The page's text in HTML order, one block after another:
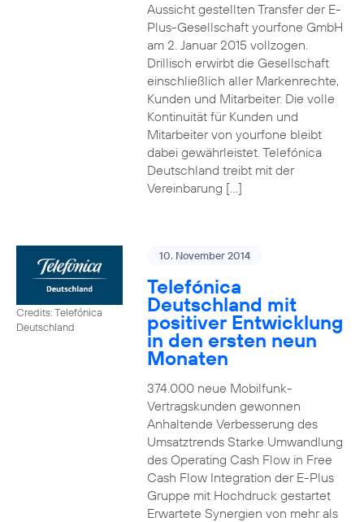
Aussicht gestellten Transfer der E-
Plus-Gesellschaft yourfone GmbH
am 2. Januar 2015 vollzogen.
Drillisch erwirbt die Gesellschaft
einschließlich aller Markenrechte,
Kunden und Mitarbeiter. Die volle
Kontinuität für Kunden und
Mitarbeiter von yourfone bleibt
dabei gewährleistet. Telefónica
Deutschland treibt mit der
Vereinbarung […]
Credits: Telefónica
Deutschland
10. November 2014
Telefónica
Deutschland mit
positiver Entwicklung
in den ersten neun
Monaten
374.000 neue Mobilfunk-
Vertragskunden gewonnen
Anhaltende Verbesserung des
Umsatztrends Starke Umwandlung
des Operating Cash Flow in Free
Cash Flow Integration der E-Plus
Gruppe mit Hochdruck gestartet
Erwartete Synergien von mehr als